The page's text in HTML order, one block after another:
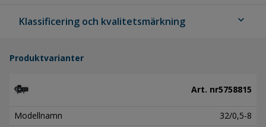
Klassificering och kvalitetsmärkning expand_more
Produktvarianter
Art. nr5758815
Modellnamn
32/0,5-8